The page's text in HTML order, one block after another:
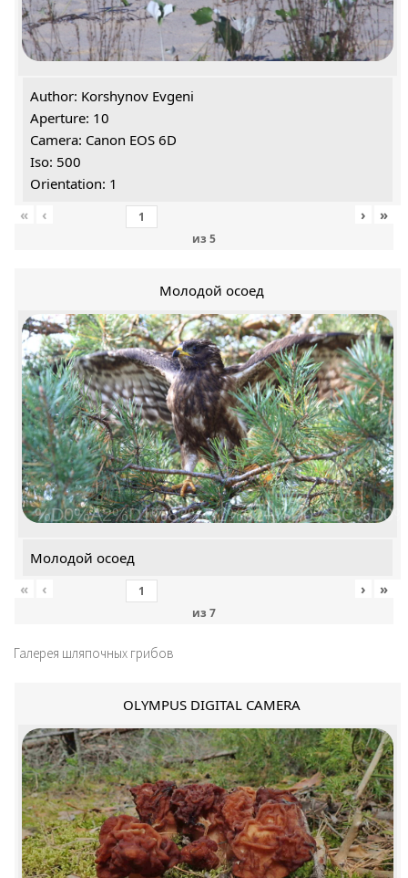
Author: Korshynov Evgeni
Aperture: 10
Camera: Canon EOS 6D
Iso: 500
Orientation: 1
«
‹
из 5
› »
Молодой осоед
Молодой осоед
«
‹
из 7
› »
Галерея шляпочных грибов
OLYMPUS DIGITAL CAMERA